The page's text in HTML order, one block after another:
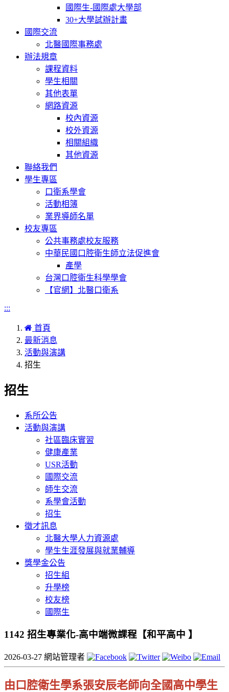
國際生-國際處大學部
30+大學試辦計畫
國際交流
北醫國際事務處
辦法規章
課程資料
學生相關
其他表單
網路資源
校內資源
校外資源
相關組織
其他資源
聯絡我們
學生專區
口衛系學會
活動相簿
業界導師名單
校友專區
公共事務處校友服務
中華民國口腔衛生師立法促進會
產學
台灣口腔衛生科學學會
【官網】北醫口衛系
:::
首頁
最新消息
活動與演講
招生
招生
系所公告
活動與演講
社區臨床實習
健康產業
USR活動
國際交流
師生交流
系學會活動
招生
徵才訊息
北醫大學人力資源處
學生生涯發展與就業輔導
獎學金公告
招生組
升學榜
校友榜
國際生
1142 招生專業化-高中端微課程【和平高中 】
2026-03-27 網站管理者
由口腔衛生學系張安辰老師向全國高中學生